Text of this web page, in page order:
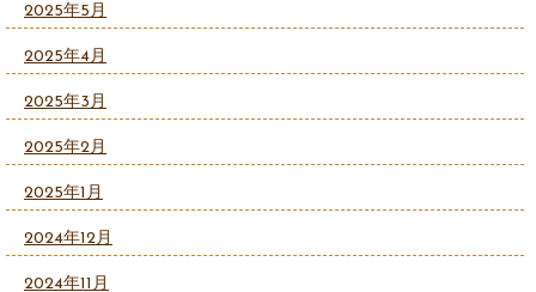
2025年5月
2025年4月
2025年3月
2025年2月
2025年1月
2024年12月
2024年11月